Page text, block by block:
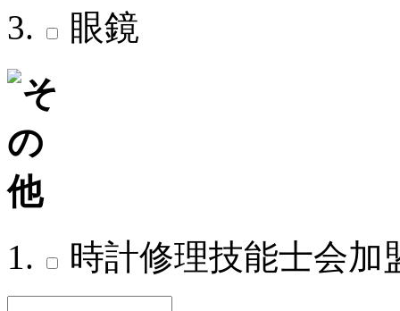
眼鏡
時計修理技能士会加